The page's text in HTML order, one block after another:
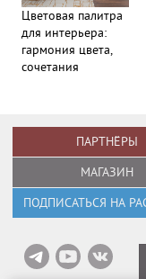
Цветовая палитра
для интерьера:
гармония цвета,
сочетания
ПАРТНЁРЫ
МАГАЗИН
ПОДПИСАТЬСЯ НА